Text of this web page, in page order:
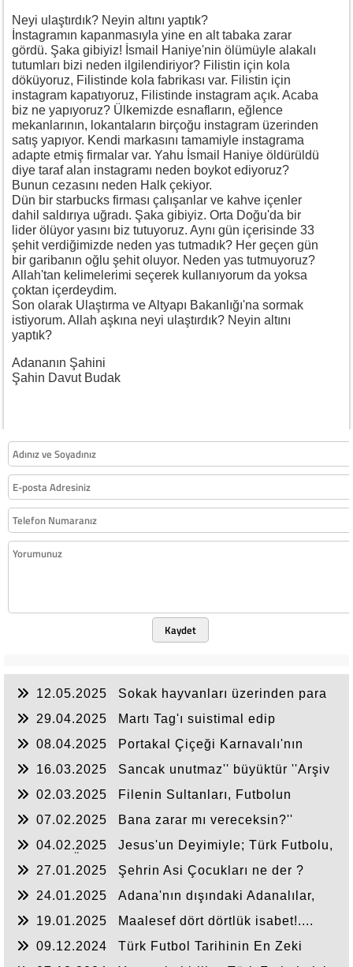
Neyi ulaştırdık? Neyin altını yaptık?
İnstagramın kapanmasıyla yine en alt tabaka zarar
gördü. Şaka gibiyiz! İsmail Haniye'nin ölümüyle alakalı
tutumları bizi neden ilgilendiriyor? Filistin için kola
döküyoruz, Filistinde kola fabrikası var. Filistin için
instagram kapatıyoruz, Filistinde instagram açık. Acaba
biz ne yapıyoruz? Ülkemizde esnafların, eğlence
mekanlarının, lokantaların birçoğu instagram üzerinden
satış yapıyor. Kendi markasını tamamiyle instagrama
adapte etmiş firmalar var. Yahu İsmail Haniye öldürüldü
diye taraf alan instagramı neden boykot ediyoruz?
Bunun cezasını neden Halk çekiyor.
Dün bir starbucks firması çalışanlar ve kahve içenler
dahil saldırıya uğradı. Şaka gibiyiz. Orta Doğu'da bir
lider ölüyor yasını biz tutuyoruz. Aynı gün içerisinde 33
şehit verdiğimizde neden yas tutmadık? Her geçen gün
bir garibanın oğlu şehit oluyor. Neden yas tutmuyoruz?
Allah'tan kelimelerimi seçerek kullanıyorum da yoksa
çoktan içerdeydim.
Son olarak Ulaştırma ve Altyapı Bakanlığı'na sormak
istiyorum. Allah aşkına neyi ulaştırdık? Neyin altını
yaptık?
Adananın Şahini
Şahin Davut Budak
Kaydet
12.05.2025
Sokak hayvanları üzerinden para
29.04.2025
Martı Tag'ı suistimal edip
08.04.2025
Portakal Çiçeği Karnavalı'nın
girmesine hazır mıyız?
16.03.2025
Sancak unutmaz'' büyüktür ''Arşiv
02.03.2025
Filenin Sultanları, Futbolun
07.02.2025
Bana zarar mı vereceksin?''
04.02.2025
Jesus'un Deyimiyle; Türk Futbolu,
27.01.2025
Şehrin Asi Çocukları ne der ?
24.01.2025
Adana'nın dışındaki Adanalılar,
19.01.2025
Maalesef dört dörtlük isabet!....
09.12.2024
Türk Futbol Tarihinin En Zeki